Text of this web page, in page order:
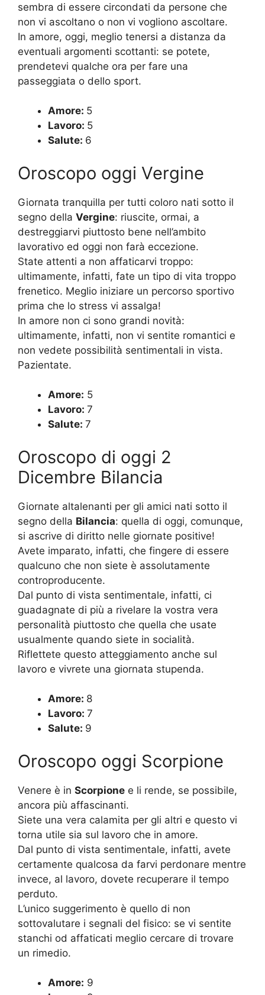
sembra di essere circondati da persone che
non vi ascoltano o non vi vogliono ascoltare.
In amore, oggi, meglio tenersi a distanza da
eventuali argomenti scottanti: se potete,
prendetevi qualche ora per fare una
passeggiata o dello sport.
Amore: 5
Lavoro: 5
Salute: 6
Oroscopo oggi Vergine
Giornata tranquilla per tutti coloro nati sotto il
segno della Vergine: riuscite, ormai, a
destreggiarvi piuttosto bene nell’ambito
lavorativo ed oggi non farà eccezione.
State attenti a non affaticarvi troppo:
ultimamente, infatti, fate un tipo di vita troppo
frenetico. Meglio iniziare un percorso sportivo
prima che lo stress vi assalga!
In amore non ci sono grandi novità:
ultimamente, infatti, non vi sentite romantici e
non vedete possibilità sentimentali in vista.
Pazientate.
Amore: 5
Lavoro: 7
Salute: 7
Oroscopo di oggi 2
Dicembre Bilancia
Giornate altalenanti per gli amici nati sotto il
segno della Bilancia: quella di oggi, comunque,
si ascrive di diritto nelle giornate positive!
Avete imparato, infatti, che fingere di essere
qualcuno che non siete è assolutamente
controproducente.
Dal punto di vista sentimentale, infatti, ci
guadagnate di più a rivelare la vostra vera
personalità piuttosto che quella che usate
usualmente quando siete in socialità.
Riflettete questo atteggiamento anche sul
lavoro e vivrete una giornata stupenda.
Amore: 8
Lavoro: 7
Salute: 9
Oroscopo oggi Scorpione
Venere è in Scorpione e li rende, se possibile,
ancora più affascinanti.
Siete una vera calamita per gli altri e questo vi
torna utile sia sul lavoro che in amore.
Dal punto di vista sentimentale, infatti, avete
certamente qualcosa da farvi perdonare mentre
invece, al lavoro, dovete recuperare il tempo
perduto.
L’unico suggerimento è quello di non
sottovalutare i segnali del fisico: se vi sentite
stanchi od affaticati meglio cercare di trovare
un rimedio.
Amore: 9